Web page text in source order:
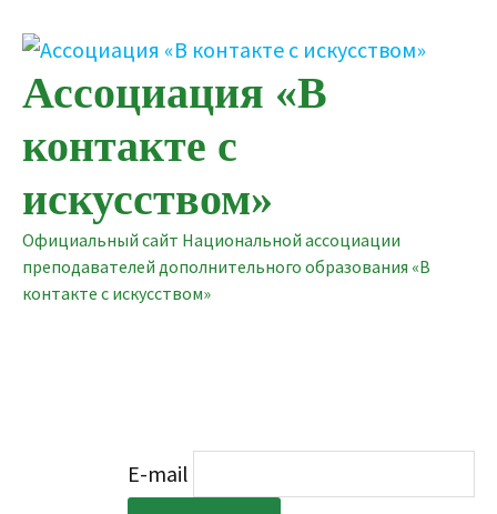
содержимому
Ассоциация «В
контакте с
искусством»
Официальный сайт Национальной ассоциации
преподавателей дополнительного образования «В
контакте с искусством»
E-mail